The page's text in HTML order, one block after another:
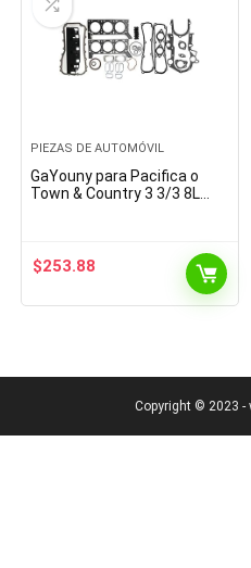
PIEZAS DE AUTOMÓVIL
GaYouny para Pacifica o
Town & Country 3 3/3 8L
Motores…
$253.88
Copyright © 2023 -